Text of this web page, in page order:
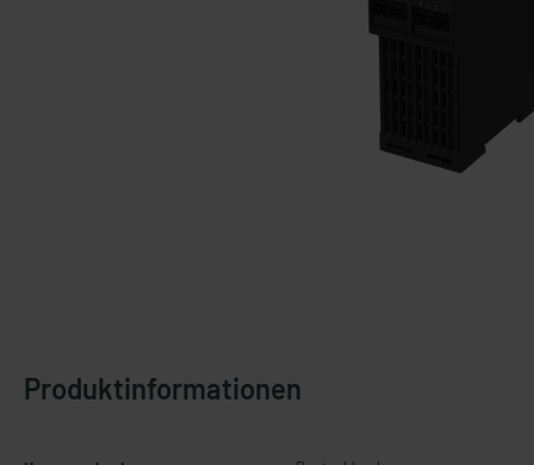
Produktinformationen